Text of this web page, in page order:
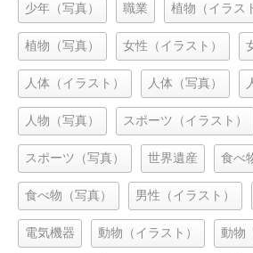
少年（写真） 職業 植物（イラス
植物（写真） 女性（イラスト）
人体（イラスト） 人体（写真）
人物（写真） スポーツ（イラスト）
スポーツ（写真） 世界遺産 食べ
食べ物（写真） 男性（イラスト）
電気機器 動物（イラスト） 動物